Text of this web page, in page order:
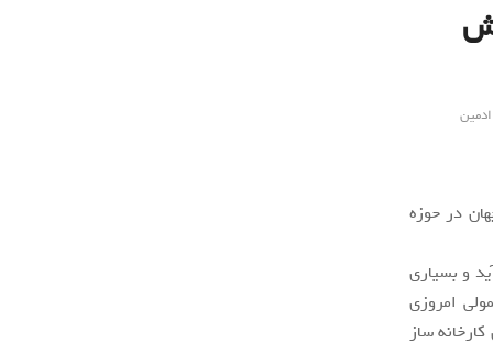
ادمین
کل اختراعات جهان در حوزه
و بسیاری
امروزی
ساز